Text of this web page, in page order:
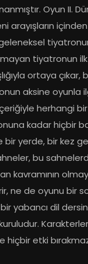
Oyun II.
arayışların
tiyatronun
ortaya çıkar,
aksine oyunla
herhangi bir
kadar hiçbir
yerde, bir kez
bu
kavramının
ne de oyunu bir
yabancı dil
hiçbir etki